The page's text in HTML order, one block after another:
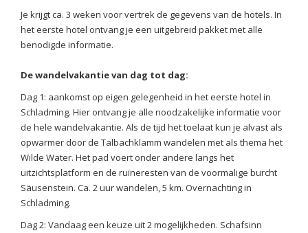
Je krijgt ca. 3 weken voor vertrek de gegevens van de hotels. In
het eerste hotel ontvang je een uitgebreid pakket met alle
benodigde informatie.
De wandelvakantie van dag tot dag:
Dag 1: aankomst op eigen gelegenheid in het eerste hotel in
Schladming. Hier ontvang je alle noodzakelijke informatie voor
de hele wandelvakantie. Als de tijd het toelaat kun je alvast als
opwarmer door de Talbachklamm wandelen met als thema het
Wilde Water. Het pad voert onder andere langs het
uitzichtsplatform en de ruïneresten van de voormalige burcht
Säusenstein. Ca. 2 uur wandelen, 5 km. Overnachting in
Schladming.
Dag 2: Vandaag een keuze uit 2 mogelijkheden. Schafsinn